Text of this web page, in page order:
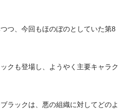
つ、今回もほのぼのとしていた第8
クも登場し、ようやく主要キャラク
ラックは、悪の組織に対してどのよ